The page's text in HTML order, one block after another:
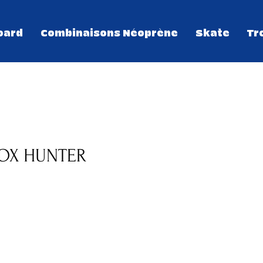
Combinaisons Néoprène Skate
HUNTER